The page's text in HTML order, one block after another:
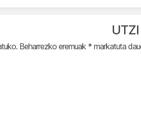
Beharrezko eremuak * markatuta